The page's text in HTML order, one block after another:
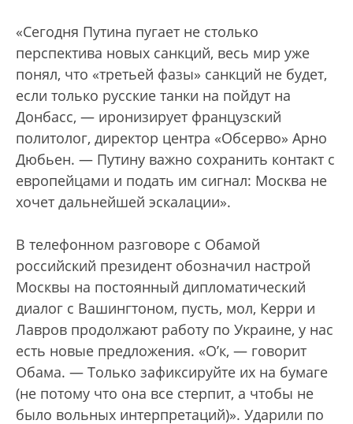
«Сегодня Путина пугает не столько
перспектива новых санкций, весь мир уже
понял, что «третьей фазы» санкций не будет,
если только русские танки на пойдут на
Донбасс, — иронизирует французский
политолог, директор центра «Обсерво» Арно
Дюбьен. — Путину важно сохранить контакт с
европейцами и подать им сигнал: Москва не
хочет дальнейшей эскалации».
В телефонном разговоре с Обамой
российский президент обозначил настрой
Москвы на постоянный дипломатический
диалог с Вашингтоном, пусть, мол, Керри и
Лавров продолжают работу по Украине, у нас
есть новые предложения. «О’к, — говорит
Обама. — Только зафиксируйте их на бумаге
(не потому что она все стерпит, а чтобы не
было вольных интерпретаций)». Ударили по